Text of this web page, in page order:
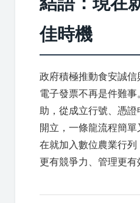
佳時機
政府積極推動食安誠
電子發票不再是件難事
助，從成立行號、憑
開立，一條龍流程簡
在就加入數位農業行
更有競爭力、管理更有